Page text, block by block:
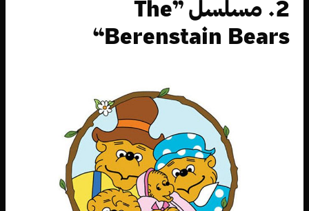
2. مسلسل ”The
Berenstain Bears“